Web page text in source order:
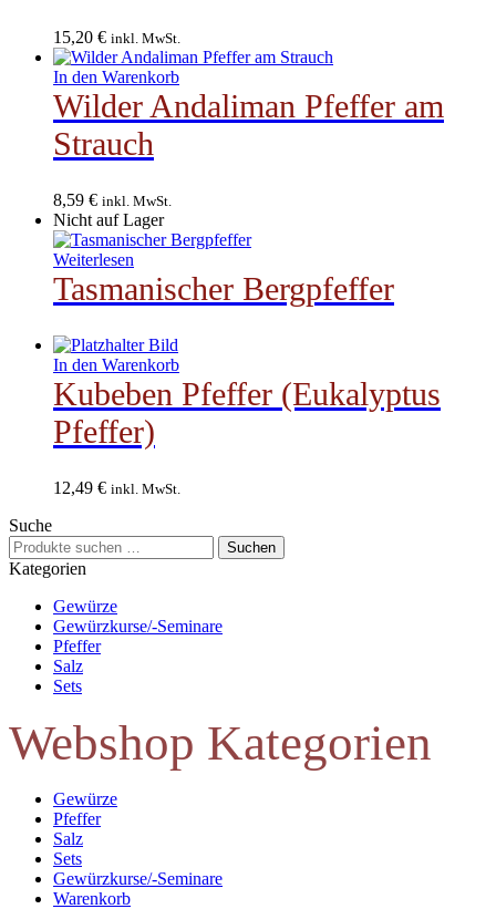
15,20 € inkl. MwSt.
In den Warenkorb
Wilder Andaliman Pfeffer am
Strauch
8,59 € inkl. MwSt.
Nicht auf Lager
Weiterlesen
Tasmanischer Bergpfeffer
In den Warenkorb
Kubeben Pfeffer (Eukalyptus
Pfeffer)
12,49 € inkl. MwSt.
Suche
Suchen
nach:
Suchen
Kategorien
Gewürze
Gewürzkurse/-Seminare
Pfeffer
Salz
Sets
Webshop Kategorien
Gewürze
Pfeffer
Salz
Sets
Gewürzkurse/-Seminare
Warenkorb